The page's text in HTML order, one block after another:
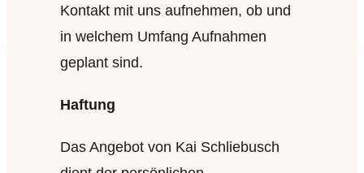
Kontakt mit uns aufnehmen, ob und
in welchem Umfang Aufnahmen
geplant sind.
Haftung
Das Angebot von Kai Schliebusch